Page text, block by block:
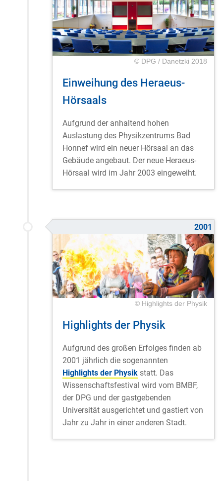
© DPG / Danetzki 2018
Einweihung des Heraeus-
Hörsaals
Aufgrund der anhaltend hohen
Auslastung des Physikzentrums Bad
Honnef wird ein neuer Hörsaal an das
Gebäude angebaut. Der neue Heraeus-
Hörsaal wird im Jahr 2003 eingeweiht.
2001
© Highlights der Physik
Highlights der Physik
Aufgrund des großen Erfolges finden ab
2001 jährlich die sogenannten
Highlights der Physik statt. Das
Wissenschaftsfestival wird vom BMBF,
der DPG und der gastgebenden
Universität ausgerichtet und gastiert von
Jahr zu Jahr in einer anderen Stadt.